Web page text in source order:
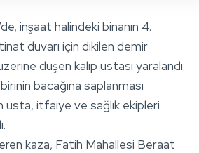
inşaat halindeki binanın 4.
duvarı için dikilen demir
düşen kalıp ustası yaralandı.
bacağına saplanması
usta, itfaiye ve sağlık ekipleri
kaza, Fatih Mahallesi Beraat